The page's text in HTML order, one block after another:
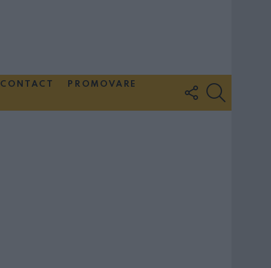
CONTACT
PROMOVARE
FOLLOW
US